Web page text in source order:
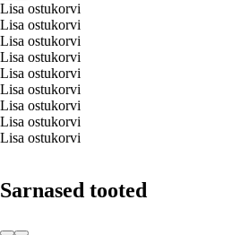
Lisa ostukorvi
Lisa ostukorvi
Lisa ostukorvi
Lisa ostukorvi
Lisa ostukorvi
Lisa ostukorvi
Lisa ostukorvi
Lisa ostukorvi
Lisa ostukorvi
Sarnased tooted